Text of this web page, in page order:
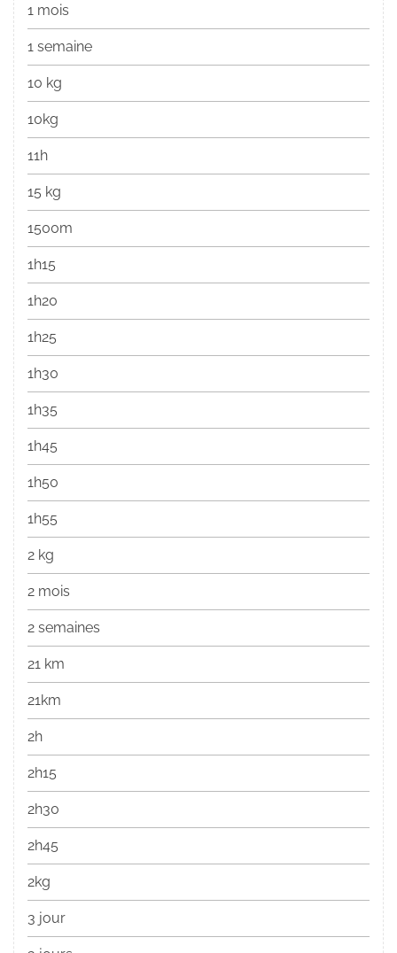
1 mois
1 semaine
10 kg
10kg
11h
15 kg
1500m
1h15
1h20
1h25
1h30
1h35
1h45
1h50
1h55
2 kg
2 mois
2 semaines
21 km
21km
2h
2h15
2h30
2h45
2kg
3 jour